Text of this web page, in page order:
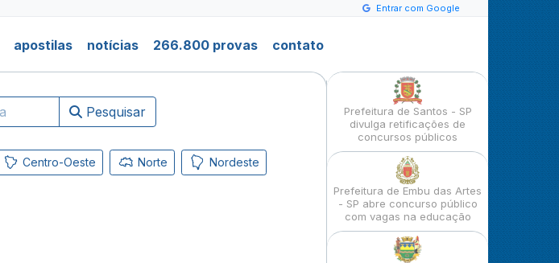
Entrar com Google
apostilas notícias 266.800 provas contato
Pesquisar
Centro-Oeste Norte Nordeste
Prefeitura de Santos - SP
divulga retificações de
concursos públicos
Prefeitura de Embu das Artes
- SP abre concurso público
com vagas na educação